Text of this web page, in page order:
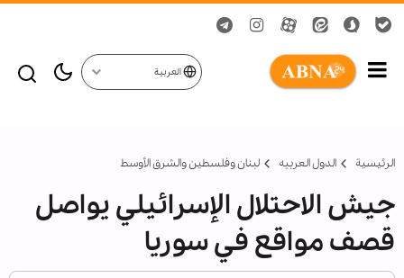
العربية
الرئيسية الدول العربیه لبنان وفلسطين والشرق الأوسط
جيش الاحتلال الإسرائيلي يواصل
قصف مواقع في سوريا